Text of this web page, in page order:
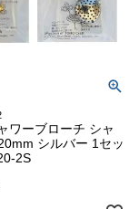
ワーブローチ シャ
シルバー 1セッ
2S